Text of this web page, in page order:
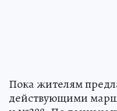
Пока жителям
действующими